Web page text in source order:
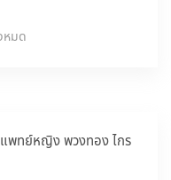
หมด
พทย์หญิง พวงทอง ไกร